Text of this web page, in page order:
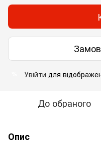
Увійти для
До обраного
Опис